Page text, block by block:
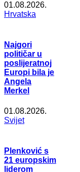
01.08.2026.
Hrvatska
Najgori
političar u
poslijeratnoj
Europi bila je
Angela
Merkel
01.08.2026.
Svijet
Plenković s
21 europskim
liderom